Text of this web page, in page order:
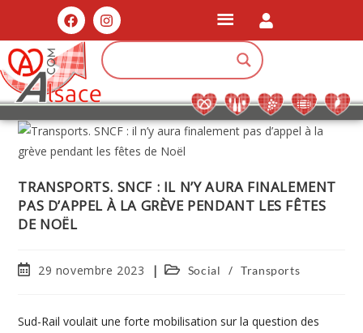
TRANSPORTS. SNCF : IL N’Y AURA FINALEMENT
PAS D’APPEL À LA GRÈVE PENDANT LES FÊTES
DE NOËL
29 novembre 2023 Social / Transports
Sud-Rail voulait une forte mobilisation sur la question des